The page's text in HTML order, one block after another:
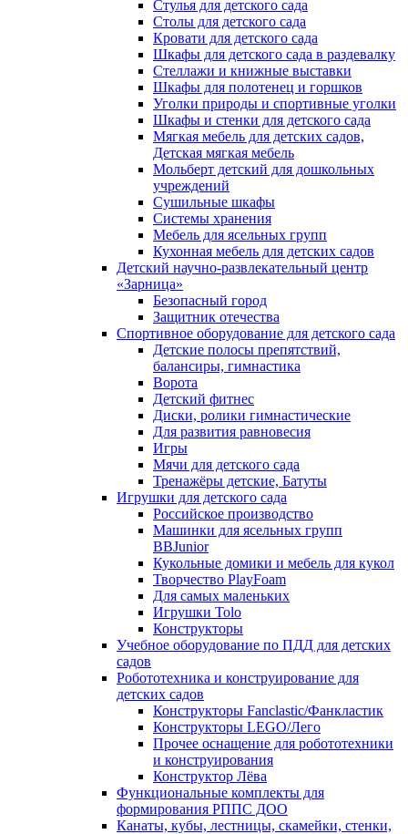
Стулья для детского сада
Столы для детского сада
Кровати для детского сада
Шкафы для детского сада в раздевалку
Стеллажи и книжные выставки
Шкафы для полотенец и горшков
Уголки природы и спортивные уголки
Шкафы и стенки для детского сада
Мягкая мебель для детских садов,
Детская мягкая мебель
Мольберт детский для дошкольных
учреждений
Сушильные шкафы
Системы хранения
Мебель для ясельных групп
Кухонная мебель для детских садов
Детский научно-развлекательный центр
«Зарница»
Безопасный город
Защитник отечества
Спортивное оборудование для детского сада
Детские полосы препятствий,
балансиры, гимнастика
Ворота
Детский фитнес
Диски, ролики гимнастические
Для развития равновесия
Игры
Мячи для детского сада
Тренажёры детские, Батуты
Игрушки для детского сада
Российское производство
Машинки для ясельных групп
BBJunior
Кукольные домики и мебель для кукол
Творчество PlayFoam
Для самых маленьких
Игрушки Tolo
Конструкторы
Учебное оборудование по ПДД для детских
садов
Робототехника и конструирование для
детских садов
Конструкторы Fanclastic/Фанкластик
Конструкторы LEGO/Лего
Прочее оснащение для робототехники
и конструирования
Конструктор Лёва
Функциональные комплекты для
формирования РППС ДОО
Канаты, кубы, лестницы, скамейки, стенки,